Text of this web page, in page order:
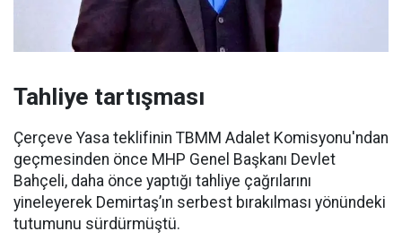
Tahliye tartışması
Çerçeve Yasa teklifinin TBMM Adalet Komisyonu'ndan
geçmesinden önce MHP Genel Başkanı Devlet
Bahçeli, daha önce yaptığı tahliye çağrılarını
yineleyerek Demirtaş’ın serbest bırakılması yönündeki
tutumunu sürdürmüştü.